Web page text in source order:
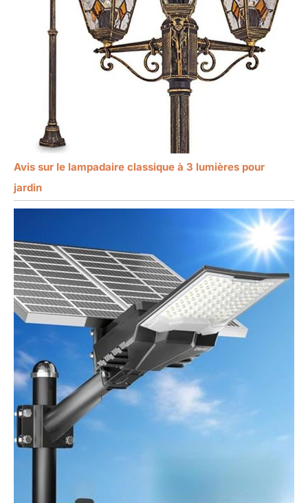
Avis sur le lampadaire classique à 3 lumières pour
jardin